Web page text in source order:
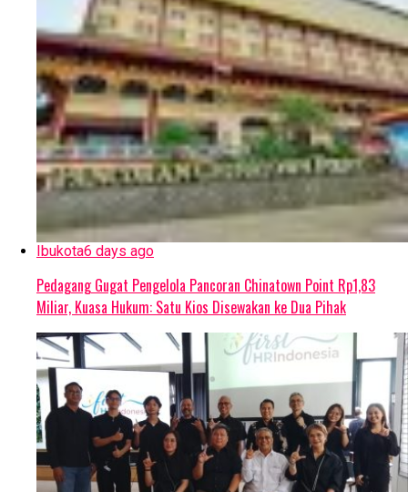
Ibukota6 days ago
Pedagang Gugat Pengelola Pancoran Chinatown Point Rp1,83
Miliar, Kuasa Hukum: Satu Kios Disewakan ke Dua Pihak